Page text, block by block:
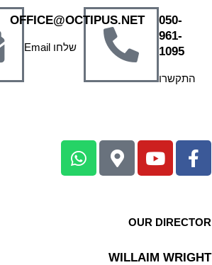
050-
961-
1095
התקשרו
OFFICE@OCTIPUS.NET
שלחו Email
OUR DIRECTOR
WILLAIM WRIGHT